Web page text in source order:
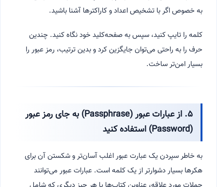
به خصوص اگر با تشخیص اعداد و کاراکترها آشنا باشید.
کلمه را تایپ کنید، سپس به صفحه‌کلید خود نگاه کنید. چندین
حرف را به راحتی می‌توان جایگزین کرد و بدین ترتیب، رمز عبور را
بسیار امن‌تر ساخت.
۵. از عبارات عبور (Passphrase) به جای رمز عبور
(Password) استفاده کنید
به خاطر سپردن یک عبارت عبور اغلب آسان‌تر و شکستن آن برای
هکرها بسیار دشوارتر از یک کلمه است. عبارات عبور می‌توانند